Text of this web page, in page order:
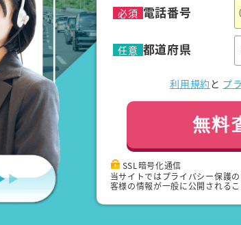
必須 電話番号
任意 都道府県
利用規約 と プ
無料
SSL暗号化通信
当サイトではプライバシー保護
客様の情報が一般に公開される